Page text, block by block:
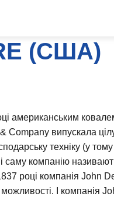
(США)
американським
Company випускала
техніку (у
саму компанію
році компанія John
І компанія